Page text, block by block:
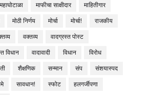
महाघोटाळा माफीचा साक्षीदार
माहितीगार
मोठी निर्णय मोर्चा मोर्चा!
राजकीय
वक्तव्य
वादग्रस्त पोस्ट
विधान वादावादी विधान
विरोध
शैक्षणिक सन्मान संप
संशयास्पद
सावधान! स्फोट
हलगर्जीपणा